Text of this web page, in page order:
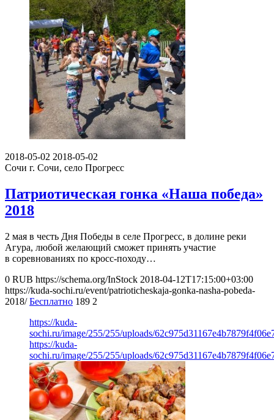
2018-05-02 2018-05-02
Сочи г. Сочи, село Прогресс
Патриотическая гонка «Наша победа»
2018
2 мая в честь Дня Победы в селе Прогресс, в долине реки
Агура, любой желающий сможет принять участие
в соревнованиях по кросс-походу…
0 RUB https://schema.org/InStock 2018-04-12T17:15:00+03:00
https://kuda-sochi.ru/event/patrioticheskaja-gonka-nasha-pobeda-
2018/ Бесплатно 189 2
https://kuda-
sochi.ru/image/255/255/uploads/
https://kuda-
sochi.ru/image/255/255/uploads/